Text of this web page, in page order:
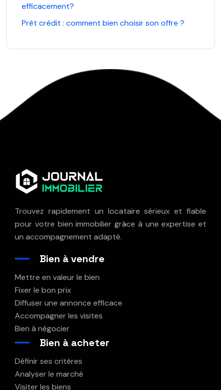
efficacement?
Prêt crédit : comment bien choisir son offre ?
Trouvez rapidement un locataire sérieux et fiable
pour votre bien immobilier grâce à une expertise et
un accompagnement adapté.
Bien à vendre
Mettre en valeur le bien
Fixer le bon prix
Diffuser une annonce efficace
Accompagner les visites
Bien à négocier
Bien à acheter
Définir ses critères
Analyser le marché
Visiter les biens